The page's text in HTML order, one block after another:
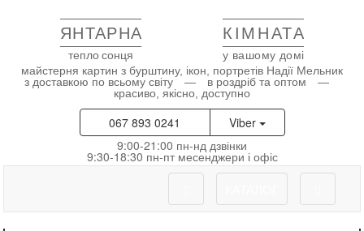
ЯНТАРНА КІМНАТА
тепло сонця у вашому домі
майстерня картин з бурштину, ікон, портретів Надії Мельник
з доставкою по всьому світу — в роздріб та оптом —
красиво, якісно, доступно
067 893 0241
Viber
9:00-21:00 пн-нд дзвінки
9:30-18:30 пн-пт месенджери і офіс